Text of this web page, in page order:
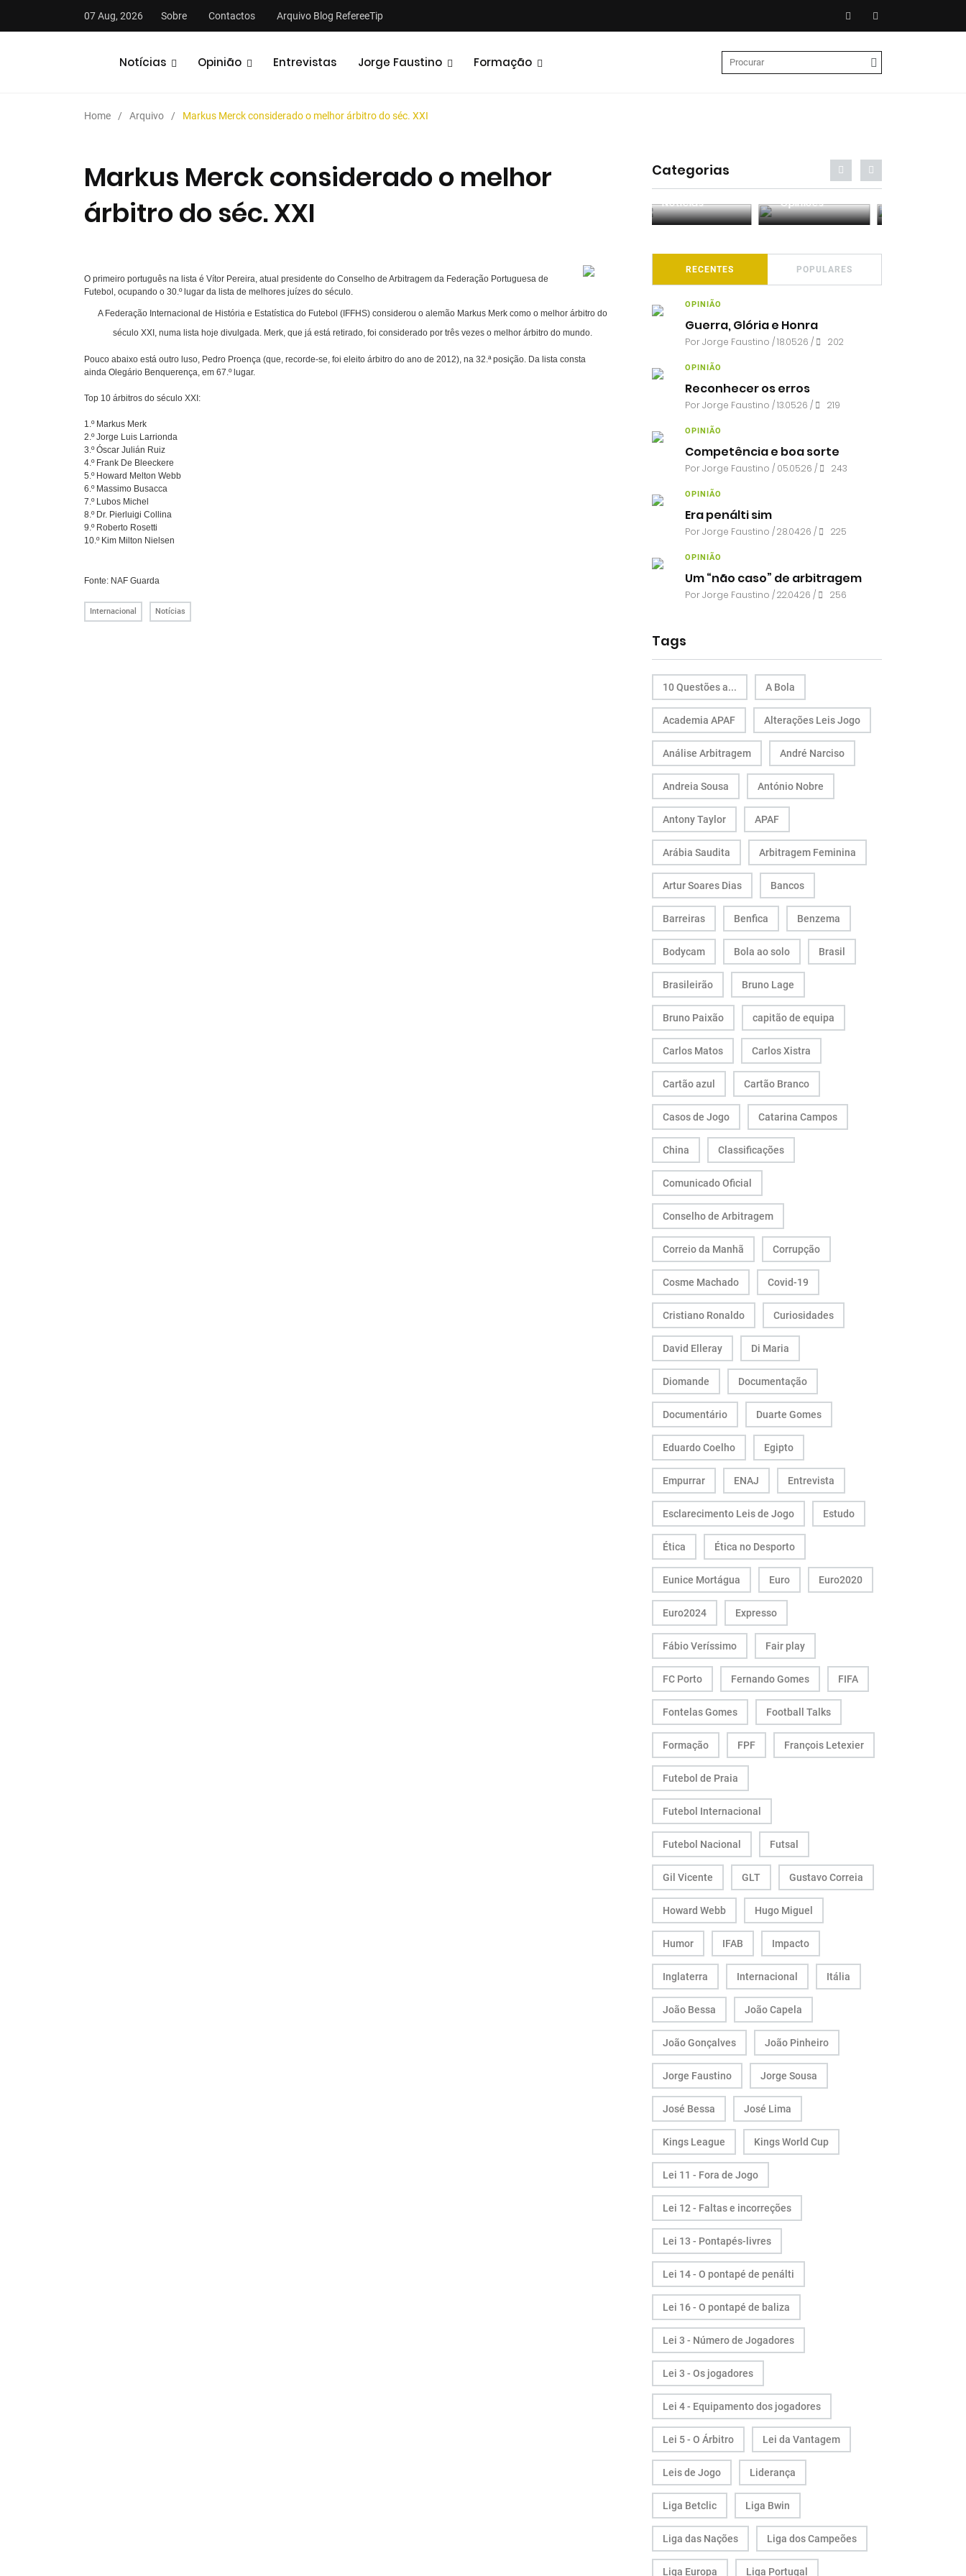
07 Aug, 2026 Sobre Contactos Arquivo Blog RefereeTip
Notícias Opinião Entrevistas Jorge Faustino Formação
Home Arquivo Markus Merck considerado o melhor árbitro do séc. XXI
Markus Merck considerado o melhor
árbitro do séc. XXI
A Federação Internacional de História e Estatística do Futebol (IFFHS) considerou o alemão Markus Merk como o melhor árbitro do
século XXI, numa lista hoje divulgada. Merk, que já está retirado, foi considerado por três vezes o melhor árbitro do mundo.
O primeiro português na lista é Vítor Pereira, atual presidente do Conselho de Arbitragem da Federação Portuguesa de
Futebol, ocupando o 30.º lugar da lista de melhores juízes do século.
Pouco abaixo está outro luso, Pedro Proença (que, recorde-se, foi eleito árbitro do ano de 2012), na 32.ª posição. Da lista consta
ainda Olegário Benquerença, em 67.º lugar.
Top 10 árbitros do século XXI:
1.º Markus Merk
2.º Jorge Luis Larrionda
3.º Óscar Julián Ruiz
4.º Frank De Bleeckere
5.º Howard Melton Webb
6.º Massimo Busacca
7.º Lubos Michel
8.º Dr. Pierluigi Collina
9.º Roberto Rosetti
10.º Kim Milton Nielsen
Fonte: NAF Guarda
Internacional Notícias
Categorias
Análises Podcasts Entrevistas Análises
RECENTES POPULARES
OPINIÃO
Guerra, Glória e Honra
PorJorge Faustino / 18.05.26 / 202
OPINIÃO
Reconhecer os erros
PorJorge Faustino / 13.05.26 / 219
OPINIÃO
Competência e boa sorte
PorJorge Faustino / 05.05.26 / 243
OPINIÃO
Era penálti sim
PorJorge Faustino / 28.04.26 / 225
OPINIÃO
Um “não caso” de arbitragem
PorJorge Faustino / 22.04.26 / 256
Tags
10 Questões a... A Bola
Academia APAF Alterações Leis Jogo
Análise Arbitragem André Narciso
Andreia Sousa António Nobre
Antony Taylor APAF
Arábia Saudita Arbitragem Feminina
Artur Soares Dias Bancos
Barreiras Benfica Benzema
Bodycam Bola ao solo Brasil
Brasileirão Bruno Lage
Bruno Paixão capitão de equipa
Carlos Matos Carlos Xistra
Cartão azul Cartão Branco
Casos de Jogo Catarina Campos
China Classificações
Comunicado Oficial
Conselho de Arbitragem
Correio da Manhã Corrupção
Cosme Machado Covid-19
Cristiano Ronaldo Curiosidades
David Elleray Di Maria
Diomande Documentação
Documentário Duarte Gomes
Eduardo Coelho Egipto
Empurrar ENAJ Entrevista
Esclarecimento Leis de Jogo Estudo
Ética Ética no Desporto
Eunice Mortágua Euro Euro2020
Euro2024 Expresso
Fábio Veríssimo Fair play
FC Porto Fernando Gomes FIFA
Fontelas Gomes Football Talks
Formação FPF François Letexier
Futebol de Praia
Futebol Internacional
Futebol Nacional Futsal
Gil Vicente GLT Gustavo Correia
Howard Webb Hugo Miguel
Humor IFAB Impacto
Inglaterra Internacional Itália
João Bessa João Capela
João Gonçalves João Pinheiro
Jorge Faustino Jorge Sousa
José Bessa José Lima
Kings League Kings World Cup
Lei 11 - Fora de Jogo
Lei 12 - Faltas e incorreções
Lei 13 - Pontapés-livres
Lei 14 - O pontapé de penálti
Lei 16 - O pontapé de baliza
Lei 3 - Número de Jogadores
Lei 3 - Os jogadores
Lei 4 - Equipamento dos jogadores
Lei 5 - O Árbitro Lei da Vantagem
Leis de Jogo Liderança
Liga Betclic Liga Bwin
Liga das Nações Liga dos Campeões
Liga Europa Liga Portugal